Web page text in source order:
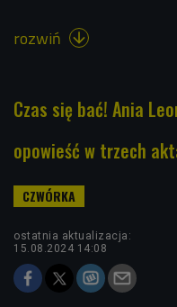
rozwiń 
Czas się bać! Ania
opowieść w trzech
ostatnia aktualizacja:
15.08.2024 14:08